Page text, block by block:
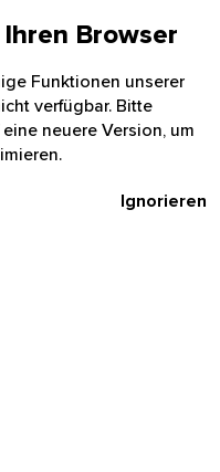
Browser
Funktionen unserer
verfügbar. Bitte
neuere Version, um
Ignorieren